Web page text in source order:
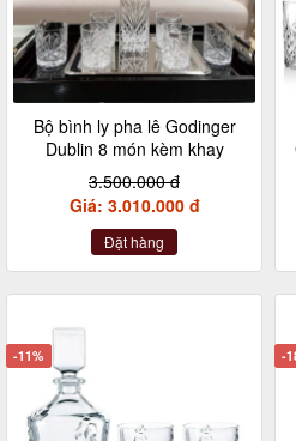
Bộ bình ly pha lê Godinger
Dublin 8 món kèm khay
3.500.000 đ
Giá: 3.010.000 đ
Đặt hàng
-11% -